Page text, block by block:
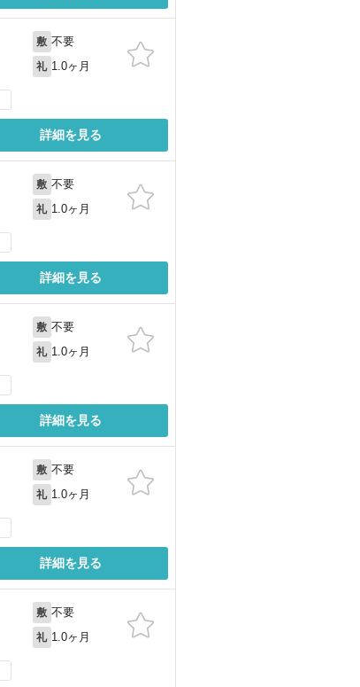
敷 不要
礼 1.0ヶ月
詳細を見る
敷 不要
礼 1.0ヶ月
詳細を見る
敷 不要
礼 1.0ヶ月
詳細を見る
敷 不要
礼 1.0ヶ月
詳細を見る
敷 不要
礼 1.0ヶ月